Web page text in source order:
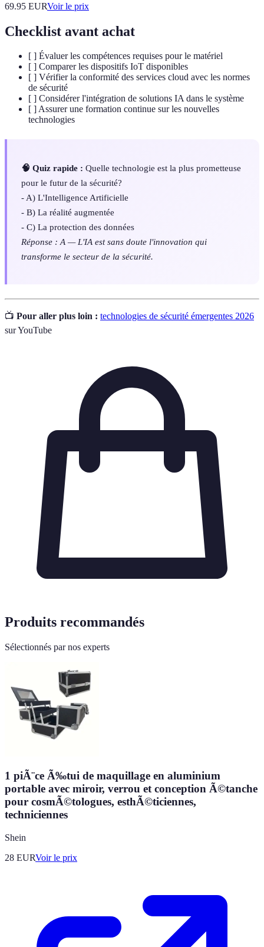
69.95 EURVoir le prix
Checklist avant achat
[ ] Évaluer les compétences requises pour le matériel
[ ] Comparer les dispositifs IoT disponibles
[ ] Vérifier la conformité des services cloud avec les normes
de sécurité
[ ] Considérer l'intégration de solutions IA dans le système
[ ] Assurer une formation continue sur les nouvelles
technologies
🧠 Quiz rapide : Quelle technologie est la plus prometteuse
pour le futur de la sécurité?
- A) L'Intelligence Artificielle
- B) La réalité augmentée
- C) La protection des données
Réponse : A — L'IA est sans doute l'innovation qui
transforme le secteur de la sécurité.
📺 Pour aller plus loin : technologies de sécurité émergentes 2026
sur YouTube
Produits recommandés
Sélectionnés par nos experts
1 piÃ¨ce Ã‰tui de maquillage en aluminium
portable avec miroir, verrou et conception Ã©tanche
pour cosmÃ©tologues, esthÃ©ticiennes,
techniciennes
Shein
28 EURVoir le prix